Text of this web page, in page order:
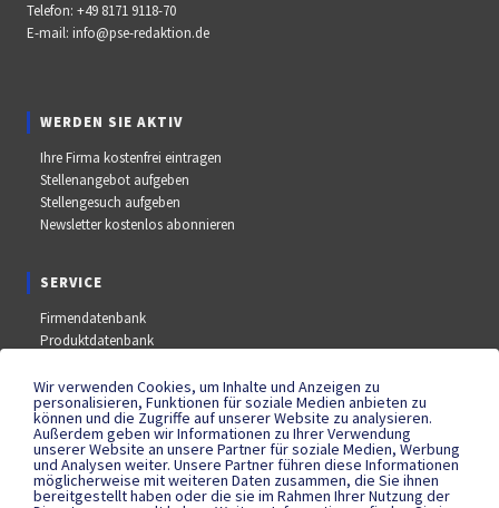
Telefon: +49 8171 9118-70
E-mail: info@pse-redaktion.de
WERDEN SIE AKTIV
Ihre Firma kostenfrei eintragen
Stellenangebot aufgeben
Stellengesuch aufgeben
Newsletter kostenlos abonnieren
SERVICE
Firmendatenbank
Produktdatenbank
Aus- und Weiterbildungsdatenbank
Messe- und Kongressdatenbank
SOCIAL MEDIA
YouTube
Wir verwenden Cookies, um Inhalte und Anzeigen zu
personalisieren, Funktionen für soziale Medien anbieten zu
können und die Zugriffe auf unserer Website zu analysieren.
Außerdem geben wir Informationen zu Ihrer Verwendung
unserer Website an unsere Partner für soziale Medien, Werbung
und Analysen weiter. Unsere Partner führen diese Informationen
möglicherweise mit weiteren Daten zusammen, die Sie ihnen
bereitgestellt haben oder die sie im Rahmen Ihrer Nutzung der